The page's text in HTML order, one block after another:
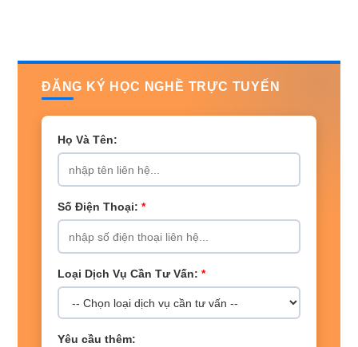
ĐĂNG KÝ HỌC NGHỀ TRỰC TUYẾN
Họ Và Tên:
Số Điện Thoại: *
Loại Dịch Vụ Cần Tư Vấn: *
Yêu cầu thêm: